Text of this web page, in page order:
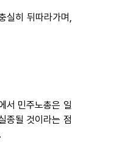
실히 뒤따라가며,
서 민주노총은 일
종될 것이라는 점